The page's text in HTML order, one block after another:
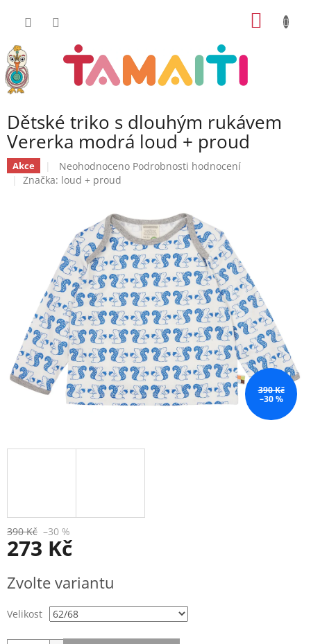
Dětské triko s dlouhým rukávem
Vererka modrá loud + proud
Akce
Průměrné
hodnocení
hvězdiček.
Neohodnoceno Podrobnosti hodnocení
Značka: loud + proud
390 Kč
–30 %
390 Kč –30 %
273 Kč
cena:
Zvolte variantu
Velikost